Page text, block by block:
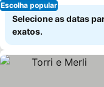
Escolha popular
Selecione as datas
exatos.